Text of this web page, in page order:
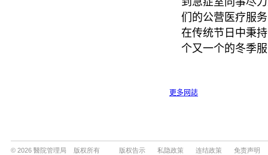
© 2026 醫院管理局 版权所有 版权告示 私隐政策 连结政策
免责声明